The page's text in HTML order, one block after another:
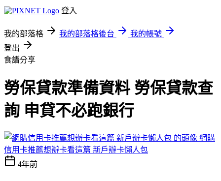
登入
我的部落格 我的部落格後台
我的帳號
登出
食譜分享
勞保貸款準備資料 勞保貸款查
詢 申貸不必跑銀行
網購
信用卡推薦想辦卡看這篇 新戶辦卡懶人包
4年前